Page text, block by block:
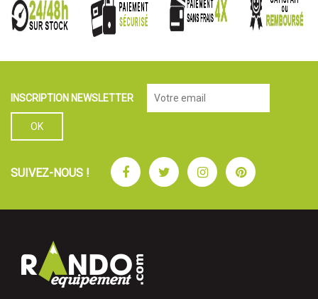
INSCRIPTION NEWSLETTER
SUIVEZ-NOUS ! FacebookTwitterInstagramPinterest